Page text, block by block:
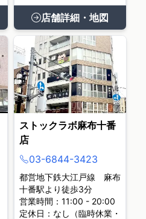
店舗詳細・地図
ストックラボ麻布十番
店
03-6844-3423
都営地下鉄大江戸線 麻布
十番駅より徒歩3分
営業時間：11:00 - 20:00
定休日：なし（臨時休業・